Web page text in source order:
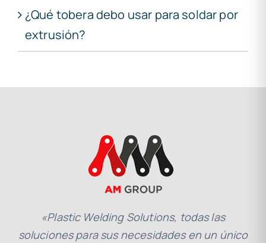
¿Qué tobera debo usar para soldar por
extrusión?
«Plastic Welding Solutions, todas las
soluciones para sus necesidades en un único